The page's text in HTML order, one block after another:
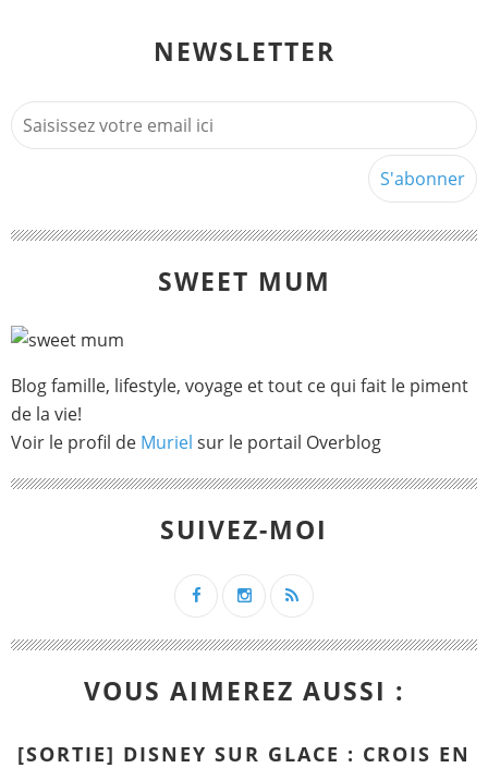
NEWSLETTER
SWEET MUM
Blog famille, lifestyle, voyage et tout ce qui fait le piment
de la vie!
Voir le profil de Muriel sur le portail Overblog
SUIVEZ-MOI
VOUS AIMEREZ AUSSI :
[SORTIE] DISNEY SUR GLACE : CROIS EN